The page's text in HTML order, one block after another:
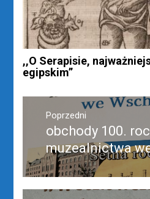
,,O Serapisie,
egipskim”
Nawigacja
wpisuPoprzedni
Poprzedni
wpis:
obchody 100.
muzealnictwa